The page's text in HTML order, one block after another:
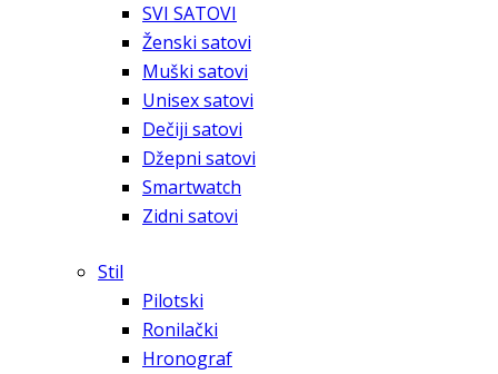
SVI SATOVI
Ženski satovi
Muški satovi
Unisex satovi
Dečiji satovi
Džepni satovi
Smartwatch
Zidni satovi
Stil
Pilotski
Ronilački
Hronograf